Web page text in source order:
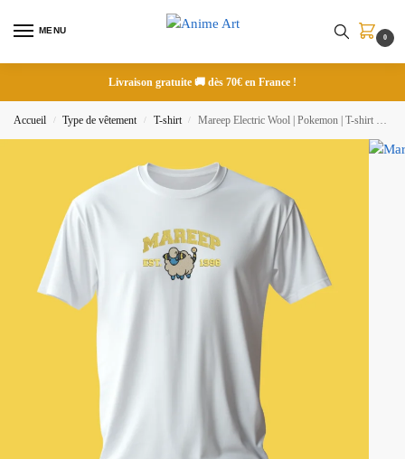
MENU
0
Livraison gratuite 🚚 dès 70€ en France !
Accueil / Type de vêtement / T-shirt / Mareep Electric Wool | Pokemon | T-shirt brodé